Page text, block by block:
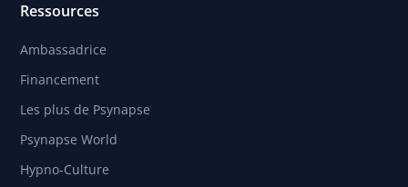
Ressources
Ambassadrice
Financement
Les plus de Psynapse
Psynapse World
Hypno-Culture